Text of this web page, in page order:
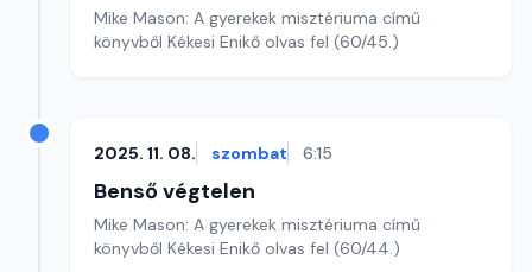
Mike Mason: A gyerekek misztériuma című
könyvből Kékesi Enikő olvas fel (60/45.)
2025. 11. 08. szombat 6:15
Benső végtelen
Mike Mason: A gyerekek misztériuma című
könyvből Kékesi Enikő olvas fel (60/44.)